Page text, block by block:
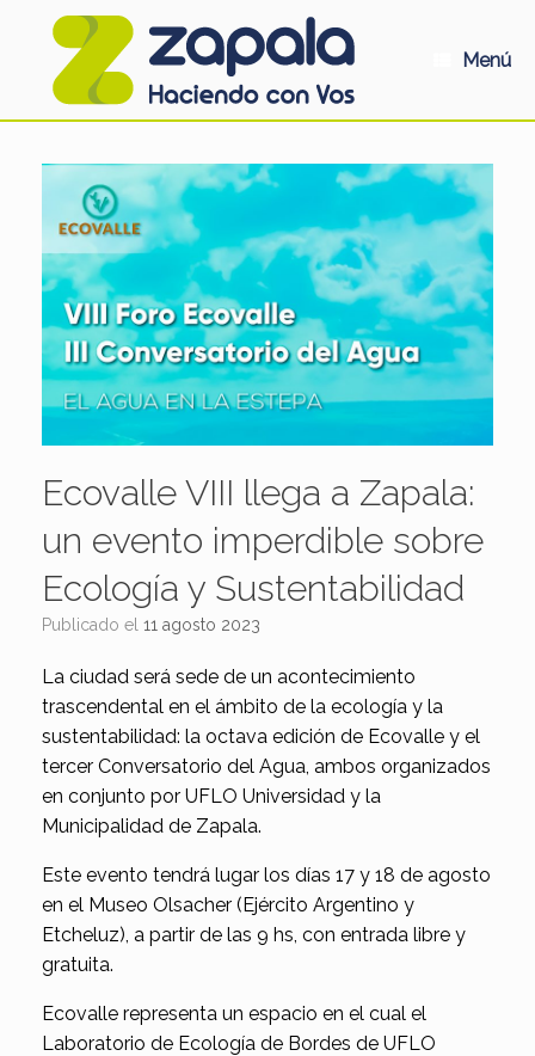
Menú
Ecovalle VIII llega a Zapala:
un evento imperdible sobre
Ecología y Sustentabilidad
Publicado el 11 agosto 2023
La ciudad será sede de un acontecimiento
trascendental en el ámbito de la ecología y la
sustentabilidad: la octava edición de Ecovalle y el
tercer Conversatorio del Agua, ambos organizados
en conjunto por UFLO Universidad y la
Municipalidad de Zapala.
Este evento tendrá lugar los días 17 y 18 de agosto
en el Museo Olsacher (Ejército Argentino y
Etcheluz), a partir de las 9 hs, con entrada libre y
gratuita.
Ecovalle representa un espacio en el cual el
Laboratorio de Ecología de Bordes de UFLO